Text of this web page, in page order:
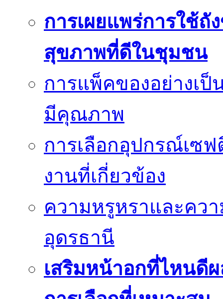
การเผยแพร่การใช้ถั
สุขภาพที่ดีในชุมชน
การแพ็คของอย่างเ
มีคุณภาพ
การเลือกอุปกรณ์เซ
งานที่เกี่ยวข้อง
ความหรูหราและคว
อุดรธานี
เสริมหน้าอกที่ไหนดี